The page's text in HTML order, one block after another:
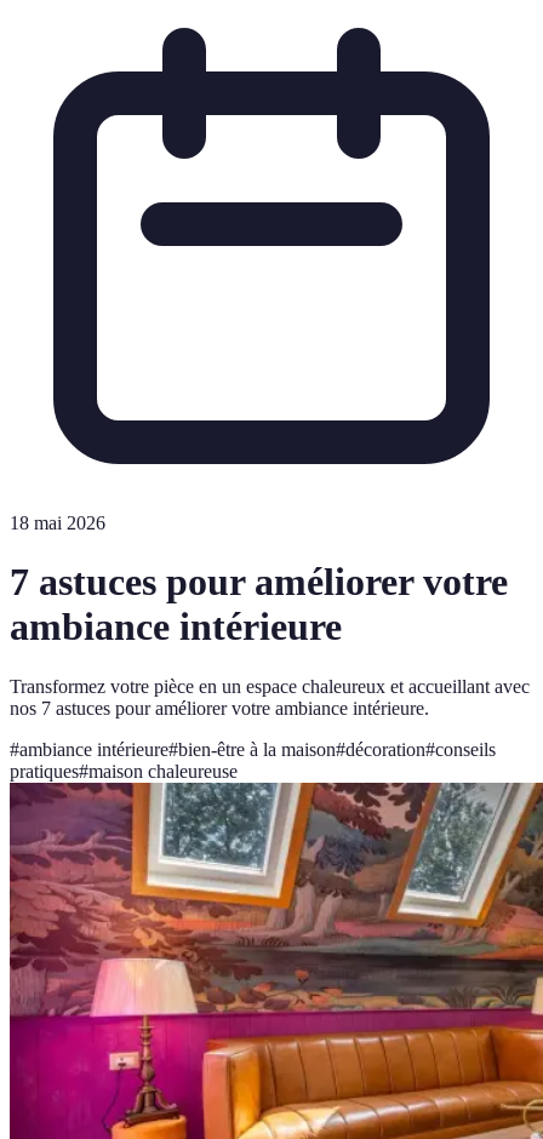
18 mai 2026
7 astuces pour améliorer votre
ambiance intérieure
Transformez votre pièce en un espace chaleureux et accueillant avec
nos 7 astuces pour améliorer votre ambiance intérieure.
#ambiance intérieure#bien-être à la maison#décoration#conseils
pratiques#maison chaleureuse